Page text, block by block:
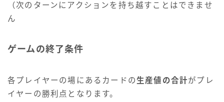
（次のターンにアクションを持ち越すことはできませ
ん
ゲームの終了条件
各プレイヤーの場にあるカードの生産値の合計がプレ
イヤーの勝利点となります。